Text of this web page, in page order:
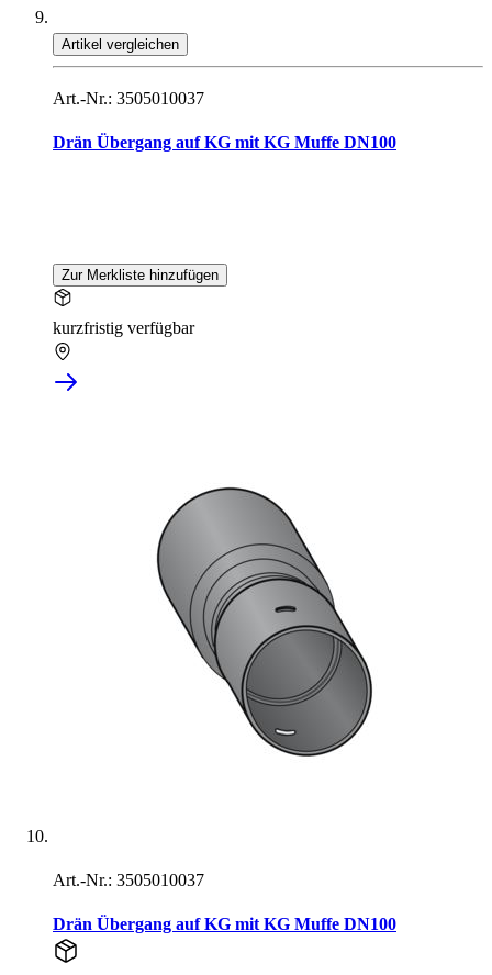
Artikel vergleichen
Art.-Nr.: 3505010037
Drän Übergang auf KG mit KG Muffe DN100
Zur Merkliste hinzufügen
kurzfristig verfügbar
Art.-Nr.: 3505010037
Drän Übergang auf KG mit KG Muffe DN100